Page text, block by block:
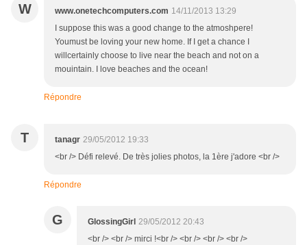
W www.onetechcomputers.com 14/11/2013 13:29
I suppose this was a good change to the atmoshpere!
Youmust be loving your new home. If I get a chance I
willcertainly choose to live near the beach and not on a
mouintain. I love beaches and the ocean!
Répondre
T tanagr 29/05/2012 19:33
<br /> Défi relevé. De très jolies photos, la 1ère j'adore <br />
Répondre
G GlossingGirl 29/05/2012 20:43
<br /> <br /> mirci !<br /> <br /> <br /> <br />